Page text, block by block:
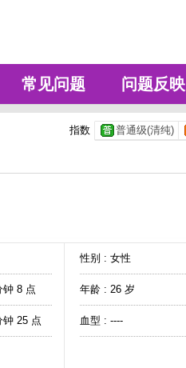
常见问题 问题反映
指数 普通级(清纯)
钟 8 点
钟 25 点
性别 : 女性
年龄 : 26 岁
血型 : ----